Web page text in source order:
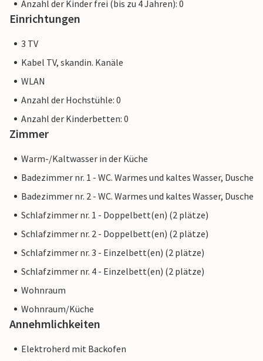
Anzahl der Kinder frei (bis zu 4 Jahren): 0
Einrichtungen
3 TV
Kabel TV, skandin. Kanäle
WLAN
Anzahl der Hochstühle: 0
Anzahl der Kinderbetten: 0
Zimmer
Warm-/Kaltwasser in der Küche
Badezimmer nr. 1 - WC. Warmes und kaltes Wasser, Dusche
Badezimmer nr. 2 - WC. Warmes und kaltes Wasser, Dusche
Schlafzimmer nr. 1 - Doppelbett(en) (2 plätze)
Schlafzimmer nr. 2 - Doppelbett(en) (2 plätze)
Schlafzimmer nr. 3 - Einzelbett(en) (2 plätze)
Schlafzimmer nr. 4 - Einzelbett(en) (2 plätze)
Wohnraum
Wohnraum/Küche
Annehmlichkeiten
Elektroherd mit Backofen